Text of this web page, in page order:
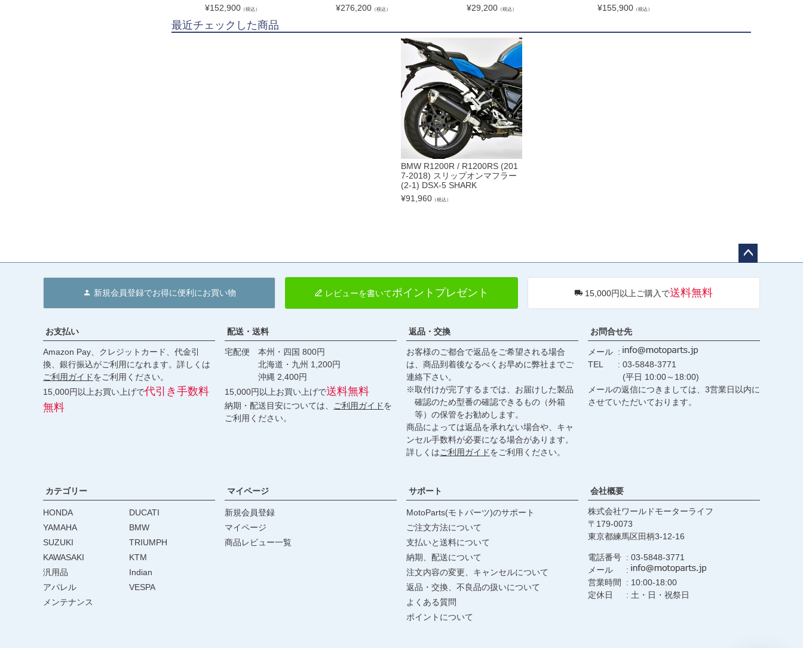
¥152,900 （税込）
¥276,200 （税込）
¥29,200 （税込）
¥155,900 （税込）
最近チェックした商品
BMW R1200R / R1200RS (201
7-2018) スリップオンマフラー
(2-1) DSX-5 SHARK
¥91,960（税込）
へ
新規会員登録でお得に便利にお買い物 レビューを書いてポイントプレゼント 15,000円以上ご購入で送料無料
お支払い
Amazon Pay、クレジットカード、代金引
換、銀行振込がご利用になれます。詳しくは
ご利用ガイドをご利用ください。
15,000円以上お買い上げで代引き手数料
無料
配送・送料
宅配便 本州・四国 800円
北海道・九州 1,200円
沖縄 2,400円
15,000円以上お買い上げで送料無料
納期・配送目安については、 ご利用ガイドを
ご利用ください。
返品・交換
お客様のご都合で返品をご希望される場合
は、商品到着後なるべくお早めに弊社までご
連絡下さい。
※取付けが完了するまでは、お届けした製品
確認のため型番の確認できるもの（外箱
等）の保管をお勧めします。
商品によっては返品を承れない場合や、キャ
ンセル手数料が必要になる場合があります。
詳しくはご利用ガイドをご利用ください。
お問合せ先
メール
TEL
03-5848-3771
(平日 10:00～18:00)
メールの返信につきましては、3営業日以内に
させていただいております。
カテゴリー
HONDA
YAMAHA
SUZUKI
KAWASAKI
汎用品
アパレル
メンテナンス
DUCATI
BMW
TRIUMPH
KTM
Indian
VESPA
マイページ
新規会員登録
マイページ
商品レビュー一覧
サポート
MotoParts(モトパーツ)のサポート
ご注文方法について
支払いと送料について
納期、配送について
注文内容の変更、キャンセルについて
返品・交換、不良品の扱いについて
よくある質問
ポイントについて
会社概要
株式会社ワールドモーターライフ
179-0073
東京都練馬区田柄3-12-16
電話番号
03-5848-3771
メール
営業時間
10:00-18:00
定休日
土・日・祝祭日